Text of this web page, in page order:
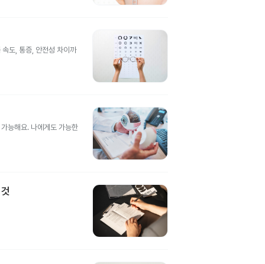
속도, 통증, 안전성 차이까
능해요. 나에게도 가능한